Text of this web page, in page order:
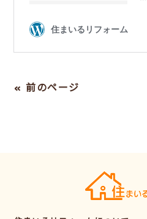
« 前のページ